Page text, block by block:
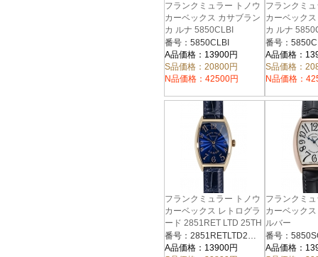
フランクミュラー トノウ
カーベックス カサブラン
カ ルナ 5850CLBI
番号：5850CLBI
A品価格：13900円
S品価格：20800円
N品価格：42500円
フランクミ
カーベック
カ ルナ
番号：
A品価格：
S品価格：
N品価格：
フランクミュラー トノウ
カーベックス レトログラ
ード 2851RET LTD 25TH
ブルー
番号：2851RETLTD25TH-79
A品価格：13900円
フランクミ
カーベック
ルバー
番号：
A品価格：